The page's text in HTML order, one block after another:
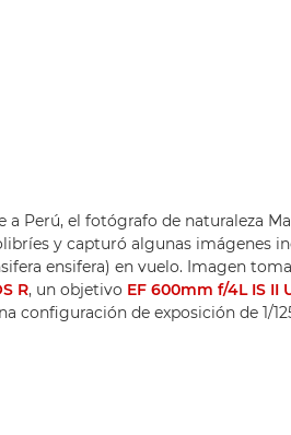
a Perú, el fotógrafo de naturaleza
y capturó algunas imágenes
ensifera) en vuelo. Imagen
R, un objetivo EF 600mm f/4L IS II
configuración de exposición de 1/